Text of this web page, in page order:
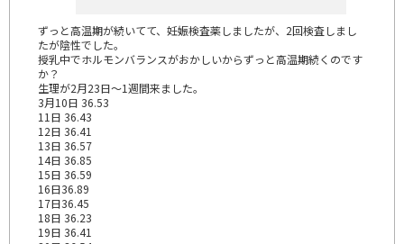
ずっと高温期が続いてて、妊娠検査薬しましたが、2回検査しまし
たが陰性でした。
授乳中でホルモンバランスがおかしいからずっと高温期続くのです
か？
生理が2月23日～1週間来ました。
3月10日 36.53
11日 36.43
12日 36.41
13日 36.57
14日 36.85
15日 36.59
16日36.89
17日36.45
18日 36.23
19日 36.41